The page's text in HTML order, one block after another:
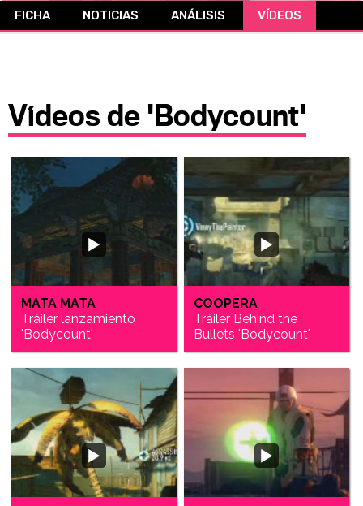
CÓMICS
FICHA NOTICIAS ANÁLISIS VÍDEOS
Vídeos de 'Bodycount'
MATA MATA
Tráiler lanzamiento
'Bodycount'
COOPERA
Tráiler Behind the
Bullets 'Bodycount'